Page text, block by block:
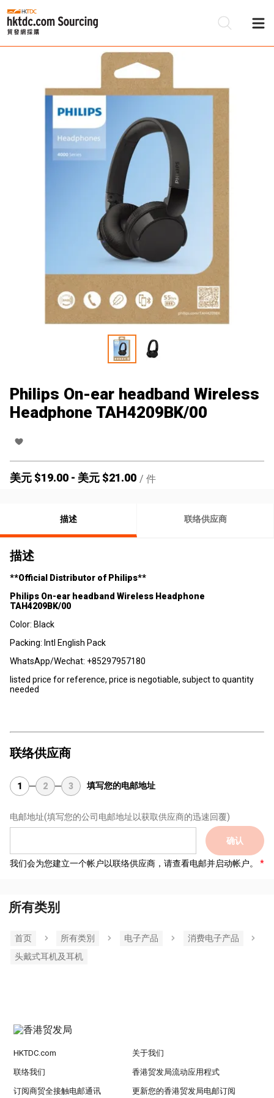
Philips On-ear headband Wireless
Headphone TAH4209BK/00
美元 $19.00 - 美元 $21.00 / 件
描述 联络供应商
描述
**Official Distributor of Philips**
Philips On-ear headband Wireless Headphone
TAH4209BK/00
Color: Black
Packing: Intl English Pack
WhatsApp/Wechat: +85297957180
listed price for reference, price is negotiable, subject to quantity
needed
联络供应商
1 2 3 填写您的电邮地址
电邮地址(填写您的公司电邮地址以获取供应商的迅速回覆)
确认
我们会为您建立一个帐户以联络供应商，请查看电邮并启动帐户。
所有类别
首页 所有类別 电子产品
消费电子产品
头戴式耳机及耳机
HKTDC.com 关于我们
联络我们 香港贸发局流动应用程式
订阅商贸全接触电邮通讯 更新您的香港贸发局电邮订阅